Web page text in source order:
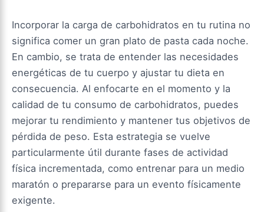
Incorporar la carga de carbohidratos en tu rutina no
significa comer un gran plato de pasta cada noche.
En cambio, se trata de entender las necesidades
energéticas de tu cuerpo y ajustar tu dieta en
consecuencia. Al enfocarte en el momento y la
calidad de tu consumo de carbohidratos, puedes
mejorar tu rendimiento y mantener tus objetivos de
pérdida de peso. Esta estrategia se vuelve
particularmente útil durante fases de actividad
física incrementada, como entrenar para un medio
maratón o prepararse para un evento físicamente
exigente.